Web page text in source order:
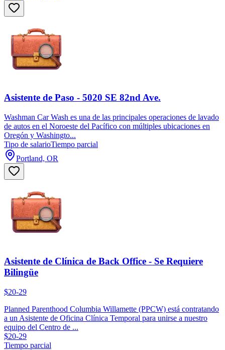
Asistente de Paso - 5020 SE 82nd Ave.
Washman Car Wash es una de las principales operaciones de lavado
de autos en el Noroeste del Pacífico con múltiples ubicaciones en
Oregón y Washingto...
Tipo de salarioTiempo parcial
Portland, OR
Asistente de Clínica de Back Office - Se Requiere
Bilingüe
$20-29
Planned Parenthood Columbia Willamette (PPCW) está contratando
a un Asistente de Oficina Clínica Temporal para unirse a nuestro
equipo del Centro de ...
$20-29
Tiempo parcial